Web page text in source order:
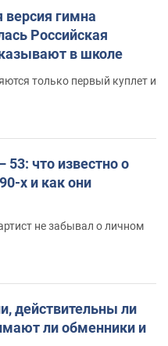
версия гимна
Российская
в школе
только первый куплет и
что известно о
х и как они
не забывал о личном
действительны ли
ли обменники и